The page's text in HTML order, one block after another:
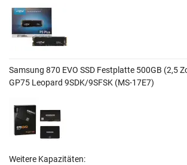
Samsung 870 EVO SSD Festplatte 500GB (2,5
GP75 Leopard 9SDK/9SFSK (MS-17E7)
Weitere Kapazitäten: